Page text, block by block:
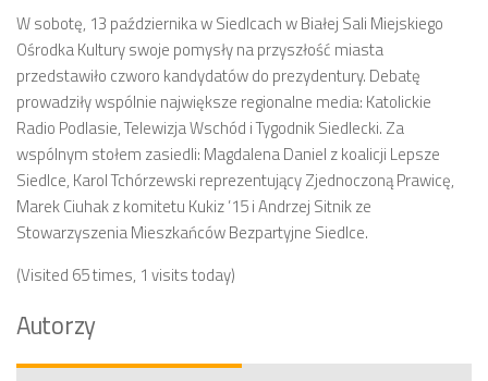
W sobotę, 13 października w Siedlcach w Białej Sali Miejskiego
Ośrodka Kultury swoje pomysły na przyszłość miasta
przedstawiło czworo kandydatów do prezydentury. Debatę
prowadziły wspólnie największe regionalne media: Katolickie
Radio Podlasie, Telewizja Wschód i Tygodnik Siedlecki. Za
wspólnym stołem zasiedli: Magdalena Daniel z koalicji Lepsze
Siedlce, Karol Tchórzewski reprezentujący Zjednoczoną Prawicę,
Marek Ciuhak z komitetu Kukiz ’15 i Andrzej Sitnik ze
Stowarzyszenia Mieszkańców Bezpartyjne Siedlce.
(Visited 65 times, 1 visits today)
Autorzy